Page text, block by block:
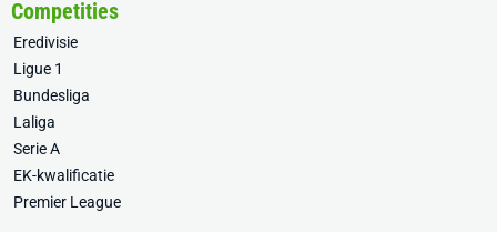
Competities
Eredivisie
Ligue 1
Bundesliga
Laliga
Serie A
EK-kwalificatie
Premier League